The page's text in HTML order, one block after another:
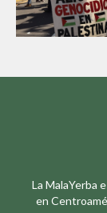
La MalaYerba
en